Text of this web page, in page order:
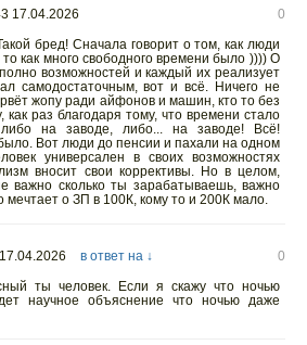
17.04.2026
0
бред! Сначала говорит о том, как люди
как много свободного времени было )))) О
возможностей и каждый их реализует
самодостаточным, вот и всё. Ничего не
жопу ради айфонов и машин, кто то без
как раз благодаря тому, что времени стало
на заводе, либо... на заводе! Всё!
Вот люди до пенсии и пахали на одном
универсален в своих возможностях
вносит свои коррективы. Но в целом,
важно сколько ты зарабатываешь, важно
мечтает о ЗП в 100К, кому то и 200К мало.
в ответ на ↓
0
ты человек. Если я скажу что ночью
научное объяснение что ночью даже